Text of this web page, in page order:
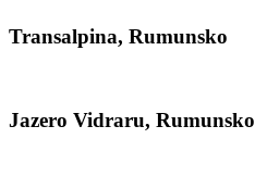
Transalpina, Rumunsko
Jazero Vidraru, Rumunsko